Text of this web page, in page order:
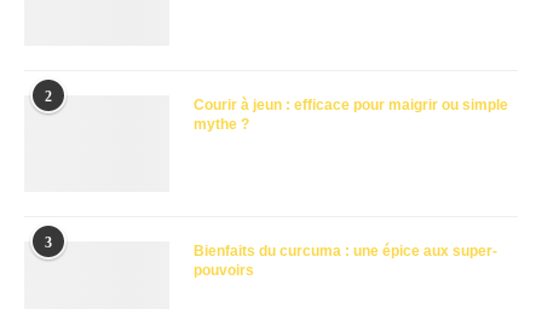
2
Courir à jeun : efficace pour maigrir ou simple
mythe ?
3
Bienfaits du curcuma : une épice aux super-
pouvoirs